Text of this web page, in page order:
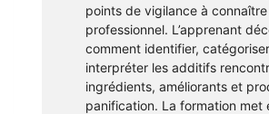
J'ai oublié mon mot de passe
points de vigilance à
professionnel. L’apprenant
comment identifier,
interpréter les additifs
ingrédients, améliorants et
panification. La formation met